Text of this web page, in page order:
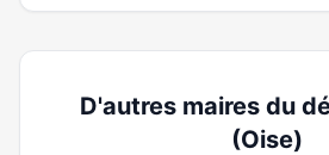
D'autres maires du
(Oise)